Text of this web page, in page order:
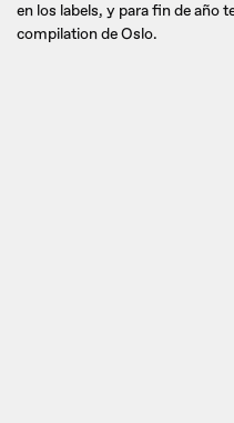
en los labels, y para fin de año
compilation de Oslo.